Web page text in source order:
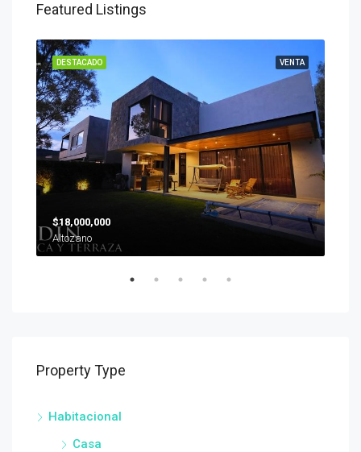
Featured Listings
VENTA
DESTACADO
$18,000,000
Altozano
Property Type
Habitacional
Casa